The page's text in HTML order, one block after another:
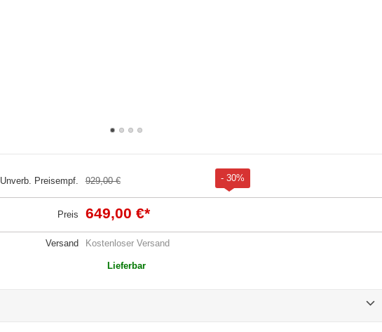
Unverb. Preisempf. 929,00 € - 30%
Preis 649,00 €*
Versand Kostenloser Versand
Lieferbar